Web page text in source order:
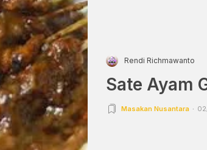
Rendi Richmawanto
Sate Ayam
Masakan Nusantara